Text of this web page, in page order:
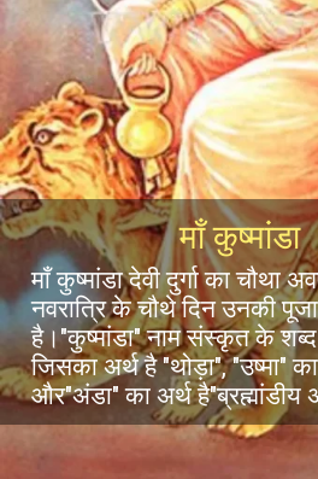
माँ कुष्मांडा
माँ कुष्मांडा देवी दुर्गा का चौथा
नवरात्रि के चौथे दिन उनकी
है।"कुष्मांडा" नाम संस्कृत के
जिसका अर्थ है "थोड़ा", "उष्मा" का
और"अंडा" का अर्थ है"ब्रह्मांडीय